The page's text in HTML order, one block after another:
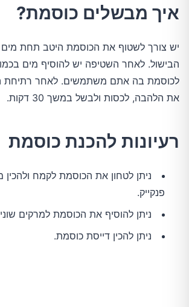
איך מבשלים כוסמת?
יש צורך לשטוף את הכוסמת היטב תחת מים
הבישול. לאחר השטיפה יש להוסיף מים
לכוסמת בה אתם משתמשים. לאחר רתיחת
את הלהבה, לכסות ולבשל במשך 30 דקות.
רעיונות להכנת כוסמת
ניתן לטחון את הכוסמת לקמח
פנקייק.
ניתן להוסיף את הכוסמת למרקים
ניתן להכין דייסת כוסמת.